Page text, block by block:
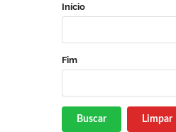
Início
Fim
Buscar Limpar